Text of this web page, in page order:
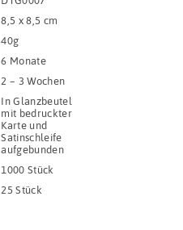
8,5 x 8,5 cm
40g
6 Monate
2 – 3 Wochen
In Glanzbeutel
mit bedruckter
Karte und
Satinschleife
aufgebunden
1000 Stück
25 Stück